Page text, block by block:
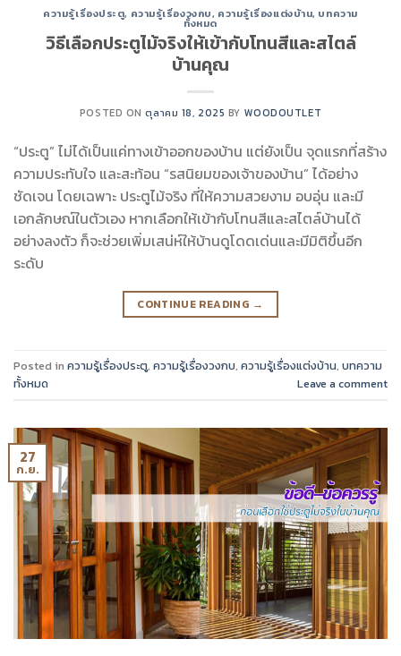
ความรู้เรื่องประตู, ความรู้เรื่องวงกบ, ความรู้เรื่องแต่งบ้าน, บทความ
ทั้งหมด
วิธีเลือกประตูไม้จริงให้เข้ากับโทนสีและสไตล์
บ้านคุณ
POSTED ONตุลาคม 18, 2025 BY WOODOUTLET
“ประตู” ไม่ได้เป็นแค่ทางเข้าออกของบ้าน แต่ยังเป็น จุดแรกที่สร้าง
ความประทับใจ และสะท้อน “รสนิยมของเจ้าของบ้าน” ได้อย่าง
ชัดเจน โดยเฉพาะ ประตูไม้จริง ที่ให้ความสวยงาม อบอุ่น และมี
เอกลักษณ์ในตัวเอง หากเลือกให้เข้ากับโทนสีและสไตล์บ้านได้
อย่างลงตัว ก็จะช่วยเพิ่มเสน่ห์ให้บ้านดูโดดเด่นและมีมิติขึ้นอีก
ระดับ
CONTINUE READING →
Posted in ความรู้เรื่องประตู, ความรู้เรื่องวงกบ, ความรู้เรื่องแต่งบ้าน, บทความ
ทั้งหมด
Leave a comment
27
ก.ย.